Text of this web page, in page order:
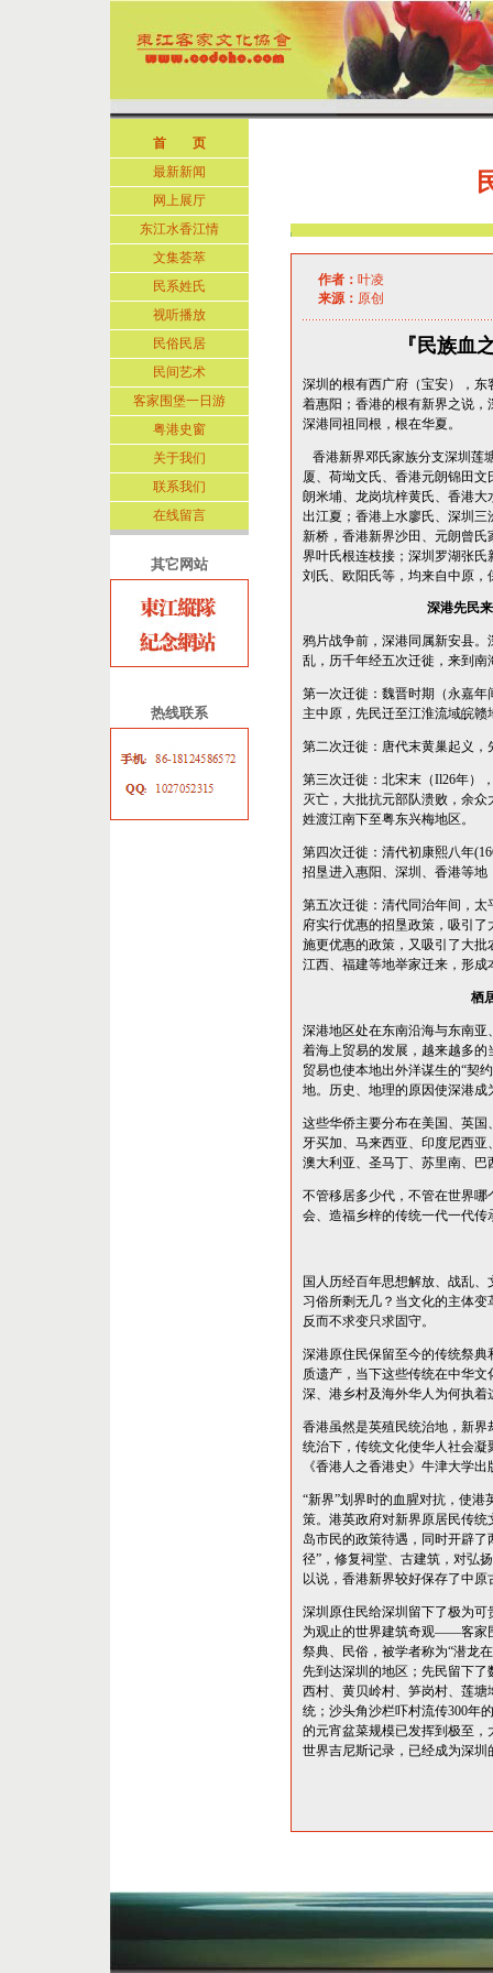
首 页
最新新闻
网上展厅
东江水香江情
文集荟萃
民系姓氏
视听播放
民俗民居
民间艺术
客家围堡一日游
粤港史窗
关于我们
联系我们
在线留言
其它网站
热线联系
作者： 叶凌
来源： 原创
『民族血
深圳的根有西广府（宝安），
着惠阳；香港的根有新界之说
深港同祖同根，根在华夏。
香港新界邓氏家族分支深圳莲
厦、荷坳文氏、香港元朗锦田
朗米埔、龙岗坑梓黄氏、香港
出江夏；香港上水廖氏、深圳
新桥，香港新界沙田、元朗曾
界叶氏根连枝接；深圳罗湖张
刘氏、欧阳氏等，均来自中原
深港先民
鸦片战争前，深港同属新安县
乱，历千年经五次迁徙，来到南
第一次迁徙：魏晋时期（永嘉年
主中原，先民迁至江淮流域皖赣
第二次迁徙：唐代末黄巢起义
第三次迁徙：北宋末（Il26年）
灭亡，大批抗元部队溃败，余
姓渡江南下至粤东兴梅地区。
第四次迁徙：清代初康熙八年
招垦进入惠阳、深圳、香港等地
第五次迁徙：清代同治年间，
府实行优惠的招垦政策，吸引
施更优惠的政策，又吸引了大
江西、福建等地举家迁来，形
栖
深港地区处在东南沿海与东南
着海上贸易的发展，越来越多
贸易也使本地出外洋谋生的“契
地。历史、地理的原因使深港成
这些华侨主要分布在美国、英
牙买加、马来西亚、印度尼西
澳大利亚、圣马丁、苏里南、巴
不管移居多少代，不管在世界
会、造福乡梓的传统一代一代传
国人历经百年思想解放、战乱
习俗所剩无几？当文化的主体
反而不求变只求固守。
深港原住民保留至今的传统祭
质遗产，当下这些传统在中华
深、港乡村及海外华人为何执着
香港虽然是英殖民统治地，新
统治下，传统文化使华人社会
《香港人之香港史》牛津大学出
“新界”划界时的血腥对抗，使港
策。港英政府对新界原居民传
岛市民的政策待遇，同时开辟
径”，修复祠堂、古建筑，对弘
以说，香港新界较好保存了中
深圳原住民给深圳留下了极为
为观止的世界建筑奇观——客家
祭典、民俗，被学者称为“潜龙
先到达深圳的地区；先民留下
西村、黄贝岭村、笋岗村、莲
统；沙头角沙栏吓村流传300年
的元宵盆菜规模已发挥到极至，
世界吉尼斯记录，已经成为深